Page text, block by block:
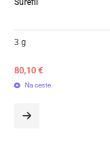
Surefil
3 g
80,10 €
Na ceste